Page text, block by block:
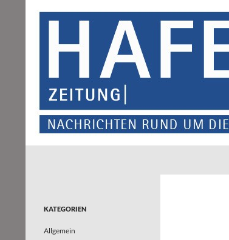
KATEGORIEN
Allgemein